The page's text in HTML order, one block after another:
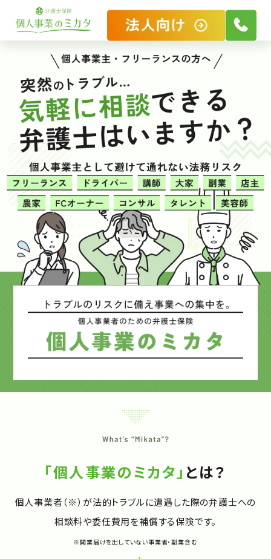
「個人事業のミカタ」 とは？
個人事業者（※）が法的トラブルに遭遇した際の弁護士への
相談料や委任費用を補償する保険です。
※開業届けを出していない事業者・副業含む